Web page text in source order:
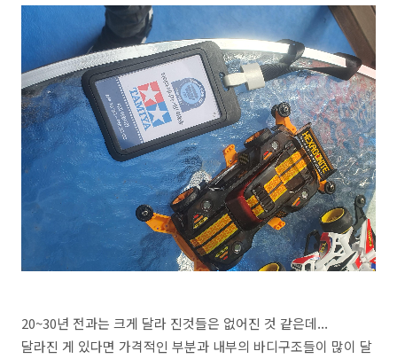
20~30년 전과는 크게 달라 진것들은 없어진 것 같은데...
달라진 게 있다면 가격적인 부분과 내부의 바디구조들이 많이 달